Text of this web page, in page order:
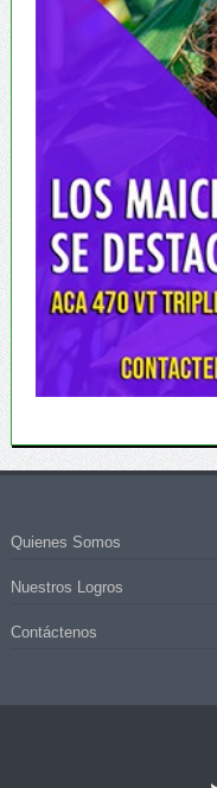
Quienes Somos
Nuestros Logros
Contáctenos